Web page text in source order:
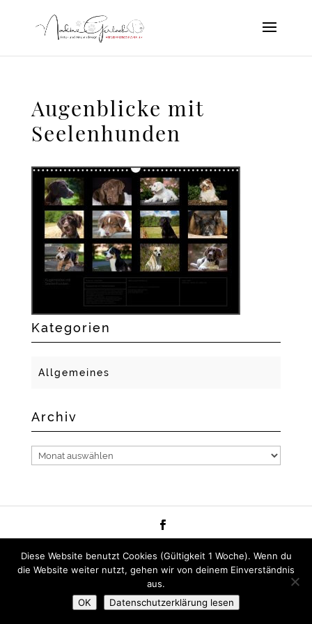
Augenblicke mit
Seelenhunden
Kategorien
Allgemeines
Archiv
Archiv
GERLACH
Diese Website benutzt Cookies (Gültigkeit 1 Woche). Wenn du
die Website weiter nutzt, gehen wir von deinem Einverständnis
aus.
OK
Datenschutzerklärung lesen